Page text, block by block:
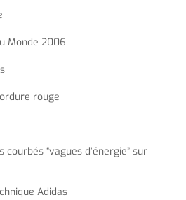
Monde 2006
rouge
“vagues d’énergie” sur
Adidas